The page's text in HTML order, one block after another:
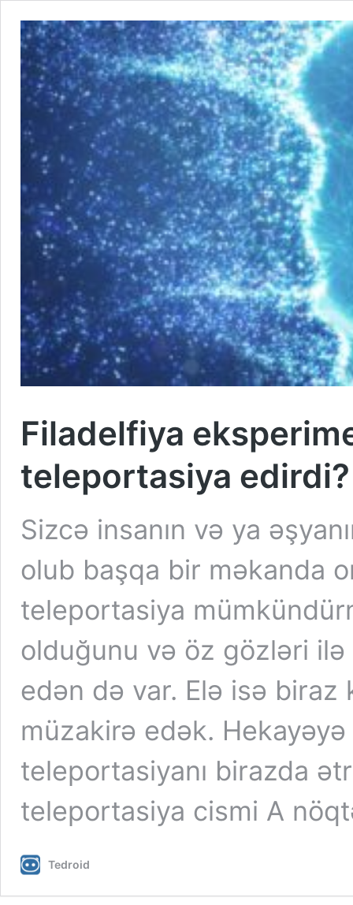
Filadelfiya
teleportasiya edirdi?
Sizcə insanın və ya
olub başqa bir məkanda
teleportasiya
olduğunu və öz gözləri
edən də var. Elə isə
müzakirə edək.
teleportasiyanı birazda
teleportasiya cismi A
Tedroid